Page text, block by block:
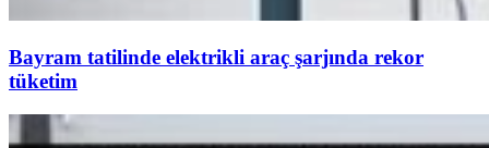
Bayram tatilinde elektrikli araç şarjında rekor
tüketim